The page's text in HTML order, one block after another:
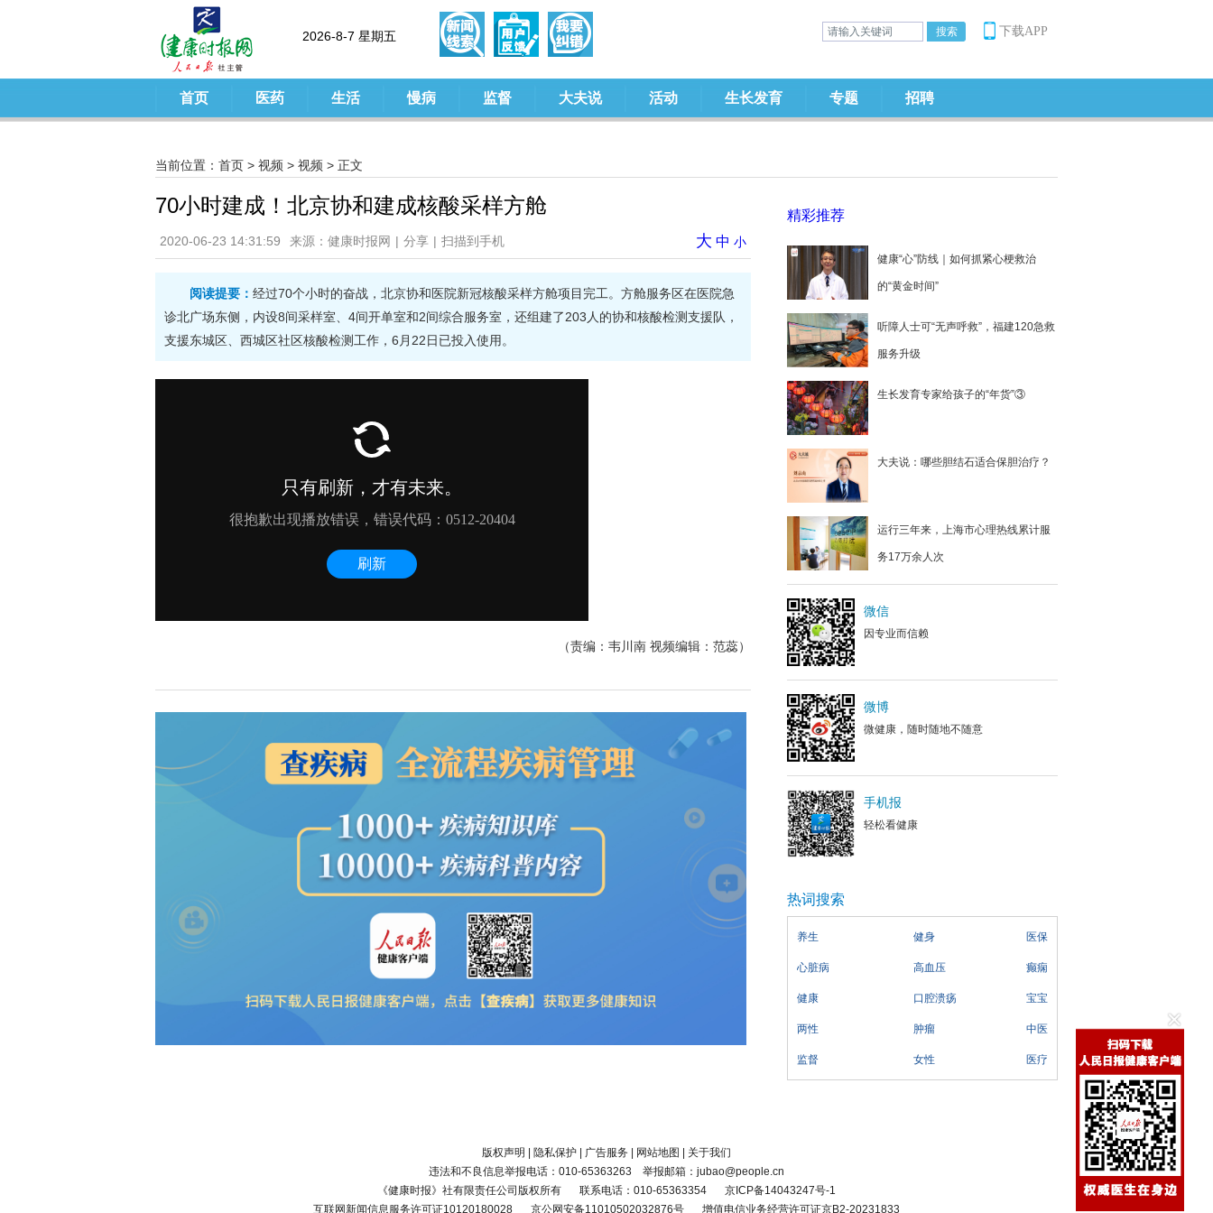
2026-8-7 星期五 下载APP
首页 医药 生活 慢病 监督 大夫说 活动 生长发育 专题 招聘
当前位置： 首页 > 视频 > 视频 > 正文
70小时建成！北京协和建成核酸采样方舱
2020-06-23 14:31:59 来源：健康时报网 | 分享 | 扫描到手机 大 中 小
阅读提要： 经过70个小时的奋战，北京协和医院新冠核酸采样方舱项目完工。方舱服务区在医院急
诊北广场东侧，内设8间采样室、4间开单室和2间综合服务室，还组建了203人的协和核酸检测支援队，
支援东城区、西城区社区核酸检测工作，6月22日已投入使用。
（责编：韦川南 视频编辑：范蕊）
精彩推荐
健康“心”防线｜如何抓紧心梗救治
的“黄金时间”
听障人士可“无声呼救”，福建120急救
服务升级
生长发育专家给孩子的“年货”③
大夫说：哪些胆结石适合保胆治疗？
运行三年来，上海市心理热线累计服
务17万余人次
微信
因专业而信赖
微博
微健康，随时随地不随意
手机报
轻松看健康
热词搜索
养生 健身 医保
心脏病 高血压 癫痫
健康 口腔溃疡 宝宝
两性 肿瘤 中医
监督 女性 医疗
版权声明 隐私保护 广告服务 网站地图
关于我们
违法和不良信息举报电话：010-65363263 举报邮箱：jubao@people.cn
《健康时报》社有限责任公司版权所有
联系电话：010-65363354
京ICP备14043247号-1
互联网新闻信息服务许可证10120180028
京公网安备11010502032876号 增值电信业务经营许可证京B2-20231833